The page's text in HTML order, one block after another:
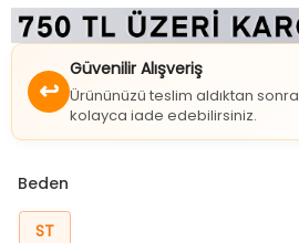
↩
Güvenilir Alışveriş
Ürününüzü teslim aldıktan sonra
kolayca iade edebilirsiniz.
Beden
ST